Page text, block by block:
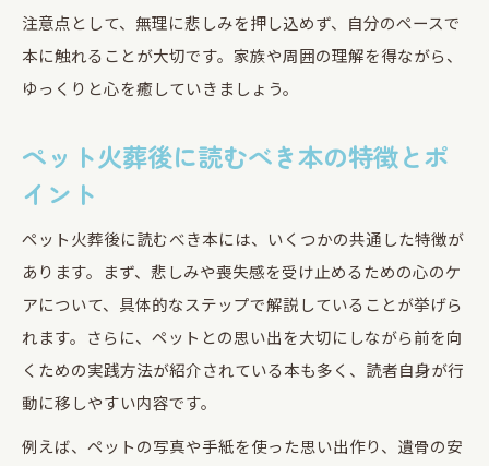
注意点として、無理に悲しみを押し込めず、自分のペースで
本に触れることが大切です。家族や周囲の理解を得ながら、
ゆっくりと心を癒していきましょう。
ペット火葬後に読むべき本の特徴とポ
イント
ペット火葬後に読むべき本には、いくつかの共通した特徴が
あります。まず、悲しみや喪失感を受け止めるための心のケ
アについて、具体的なステップで解説していることが挙げら
れます。さらに、ペットとの思い出を大切にしながら前を向
くための実践方法が紹介されている本も多く、読者自身が行
動に移しやすい内容です。
例えば、ペットの写真や手紙を使った思い出作り、遺骨の安